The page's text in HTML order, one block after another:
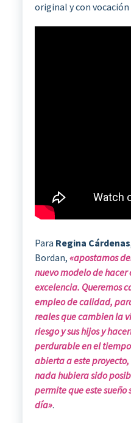
original y con vocación
Para Regina Cárdenas
Bordan, «apostamos
nuevo modelo de
excelencia. Queremos
empleo de calidad,
reales que cambien la
riesgo y sus hijos y
perdurable en el
abierta a este
nada hubiera sido
permite que este
día».